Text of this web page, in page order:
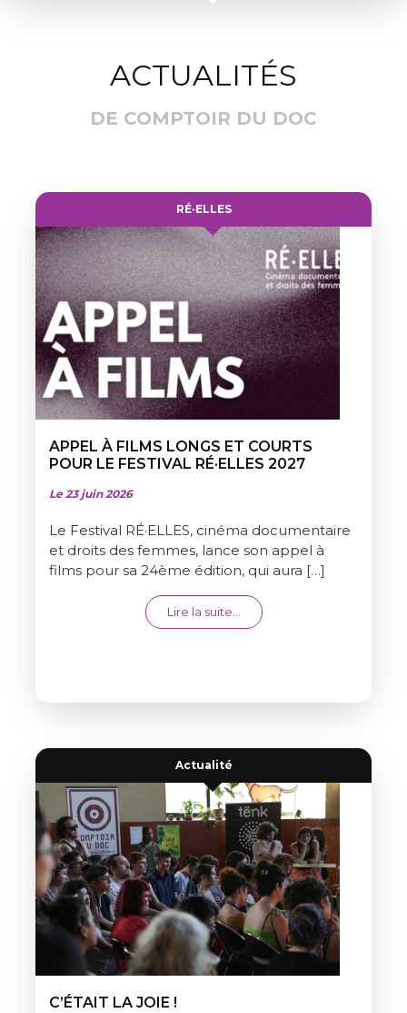
ACTUALITÉS
DE COMPTOIR DU DOC
RÉ·ELLES
APPEL À FILMS LONGS ET COURTS
POUR LE FESTIVAL RÉ·ELLES 2027
Le 23 juin 2026
Le Festival RÉ·ELLES, cinéma documentaire
et droits des femmes, lance son appel à
films pour sa 24ème édition, qui aura […]
Lire la suite… from APPEL À FILMS
Actualité
C’ÉTAIT LA JOIE !